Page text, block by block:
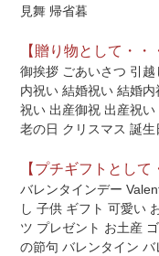
見舞 帰省暮
【贈り物として・・
御挨拶 ごあいさつ 引
内祝い 結婚祝い 結婚
祝い 出産御祝 出産祝
老の日 クリスマス 誕
【プチギフトとして
バレンタインデー
し 子供 ギフト 可愛い
ツ プレゼント お土産
の節句 バレンタイン